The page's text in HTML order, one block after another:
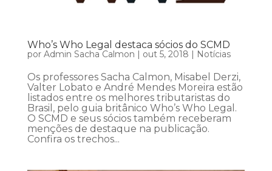
Who’s Who Legal destaca sócios do SCMD
por Admin Sacha Calmon | out 5, 2018 | Notícias
Os professores Sacha Calmon, Misabel Derzi,
Valter Lobato e André Mendes Moreira estão
listados entre os melhores tributaristas do
Brasil, pelo guia britânico Who’s Who Legal.
O SCMD e seus sócios também receberam
menções de destaque na publicação.
Confira os trechos...